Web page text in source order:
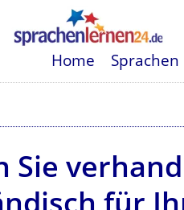
Home Sprachen
Sie